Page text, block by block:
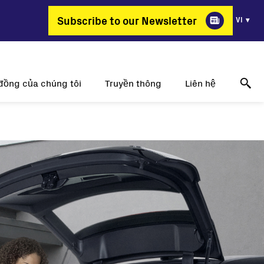
Subscribe to our Newsletter VI
của chúng tôi
thay đổi nghề nghiệp
trí công việc
Truyền thông
Thông cáo báo chí
Sự kiện
Triển lãm truyền thông
Liên hệ truyền thông
Liên hệ
Hãy liên hệ với chúng tôi
Nơi để mua hàng